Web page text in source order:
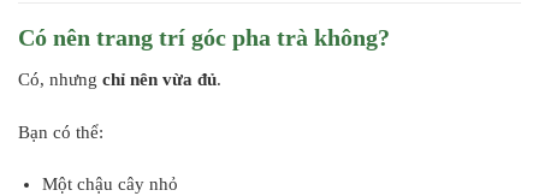
Có nên trang trí góc pha trà không?
Có, nhưng chỉ nên vừa đủ.
Bạn có thể:
Một chậu cây nhỏ